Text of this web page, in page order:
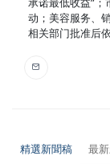
动；美容服务、
相关部门批准后
精選新聞稿 最